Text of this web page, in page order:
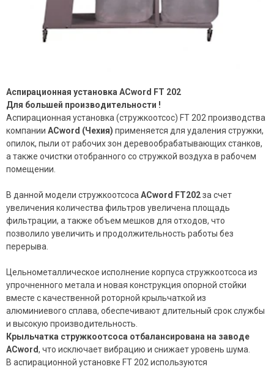
Аспирационная установка ACword FT 202
Для большей производительности !
Аспирационная установка (стружкоотсос) FT 202 производства
компании ACword (Чехия) применяется для удаления стружки,
опилок, пыли от рабочих зон деревообрабатывающих станков,
а также очистки отобранного со стружкой воздуха в рабочем
помещении.
В данной модели стружкоотсоса ACword FT202за счет
увеличения количества фильтров увеличена площадь
фильтрации, а также объем мешков для отходов, что
позволило увеличить и продолжительность работы без
перерыва.
Цельнометаллическое исполнение корпуса стружкоотсоса из
упрочненного метала и новая конструкция опорной стойки
вместе с качественной роторной крыльчаткой из
алюминиевого сплава, обеспечивают длительный срок службы
и высокую производительность.
Крыльчатка стружкоотсоса отбалансирована на заводе
ACword, что исключает вибрацию и снижает уровень шума.
В аспирационной установке FT 202 используются